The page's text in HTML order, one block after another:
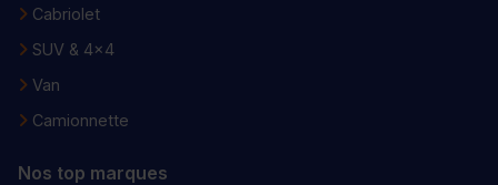
Cabriolet
SUV & 4x4
Van
Camionnette
Nos top marques